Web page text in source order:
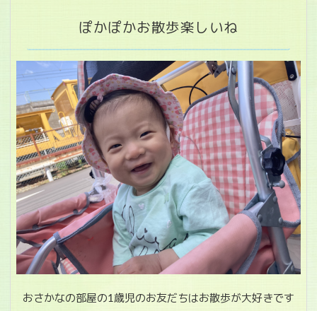
ぽかぽかお散歩楽しいね
おさかなの部屋の1歳児のお友だちはお散歩が大好きです